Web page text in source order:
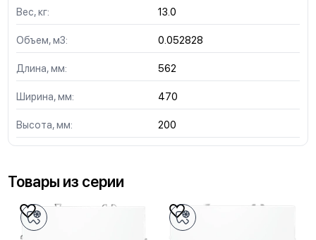
Вес, кг: 13.0
Объем, м3: 0.052828
Длина, мм: 562
Ширина, мм: 470
Высота, мм: 200
Товары из серии